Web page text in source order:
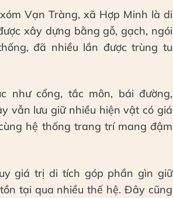
Vạn Tràng, xã Hợp Minh là di
xây dựng bằng gỗ, gạch, ngói
đã nhiều lần được trùng tu
như cổng, tắc môn, bái đường,
vẫn lưu giữ nhiều hiện vật có giá
hệ thống trang trí mang đậm
giá trị di tích góp phần gìn giữ
tại qua nhiều thế hệ. Đây cũng